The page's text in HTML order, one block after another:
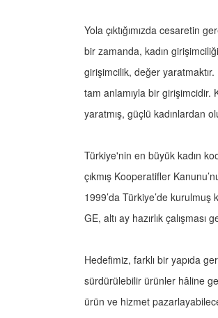
Yola çıktığımızda cesaretin
bir zamanda, kadın
girişimcilik, değer
tam anlamıyla bir girişimcidir.
yaratmış, güçlü kadınlardan
Türkiye'nin en büyük kadın
çıkmış Kooperatifler
1999’da Türkiye’de
GE, altı ay hazırlık
Hedefimiz, farklı bir yapıda
sürdürülebilir ürünler hâline
ürün ve hizmet